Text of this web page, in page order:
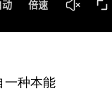
一种本能